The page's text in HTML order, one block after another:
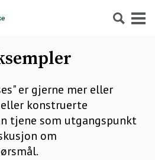
Søk Meny
er gjerne mer eller
konstruerte
tjene som utgangspunkt
om